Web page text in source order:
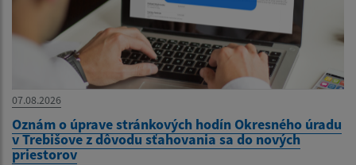
07.08.2026
Oznám o úprave stránkových hodín Okresného úradu
v Trebišove z dôvodu sťahovania sa do nových
priestorov